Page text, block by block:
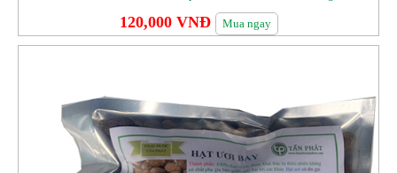
120,000 VNĐ Mua ngay